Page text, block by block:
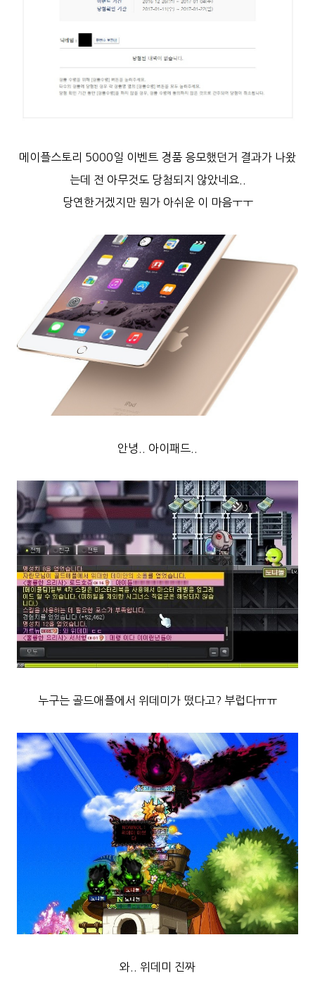
메이플스토리 5000일 이벤트 경품 응모했던거 결과가 나왔
는데 전 아무것도 당첨되지 않았네요..
당연한거겠지만 뭔가 아쉬운 이 마음ㅜㅜ
안녕.. 아이패드..
누구는 골드애플에서 위데미가 떴다고? 부럽다ㅠㅠ
와.. 위데미 진짜